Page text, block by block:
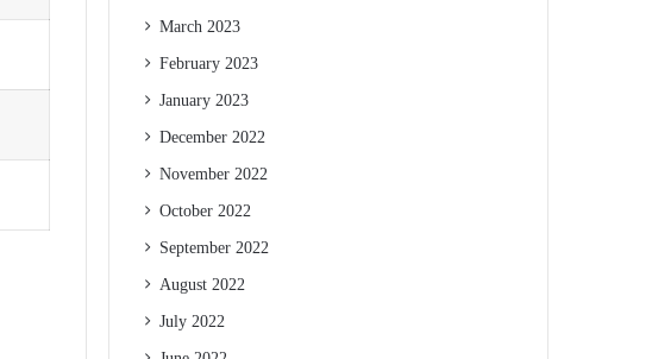
March 2023
February 2023
January 2023
December 2022
November 2022
October 2022
September 2022
August 2022
July 2022